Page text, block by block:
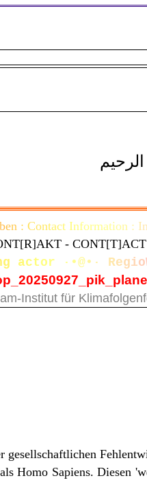
ben : Contact Information : I
-
g actor · •@• · Regio
Institut für
gesellschaftlichen
Homo Sapiens. Diesen